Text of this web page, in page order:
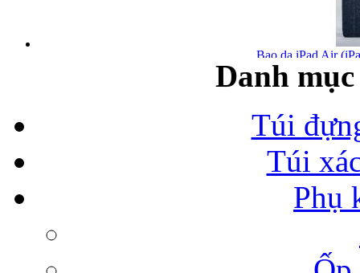
Bao da iPad Air
Bao da iPad Air
Danh
Túi
Túi
Phụ